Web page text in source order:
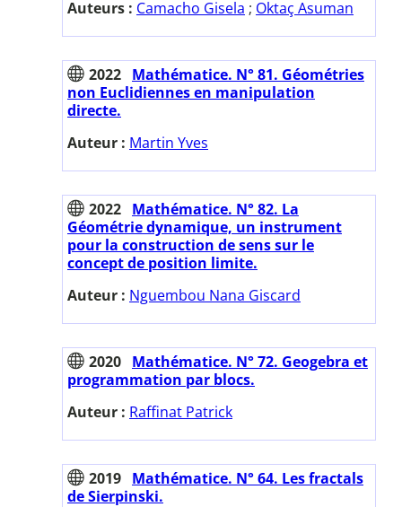
Auteurs : Camacho Gisela ; Oktaç Asuman
2022 Mathématice. N° 81. Géométries
non Euclidiennes en manipulation
directe.
Auteur : Martin Yves
2022 Mathématice. N° 82. La
Géométrie dynamique, un instrument
pour la construction de sens sur le
concept de position limite.
Auteur : Nguembou Nana Giscard
2020 Mathématice. N° 72. Geogebra et
programmation par blocs.
Auteur : Raffinat Patrick
2019 Mathématice. N° 64. Les fractals
de Sierpinski.